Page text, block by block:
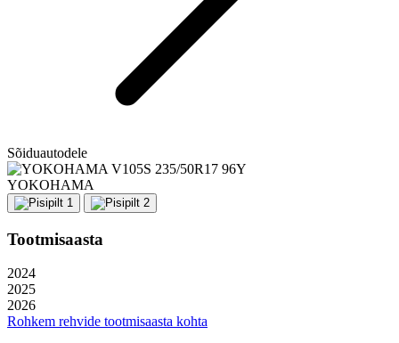
Sõiduautodele
YOKOHAMA
Tootmisaasta
2024
2025
2026
Rohkem rehvide tootmisaasta kohta